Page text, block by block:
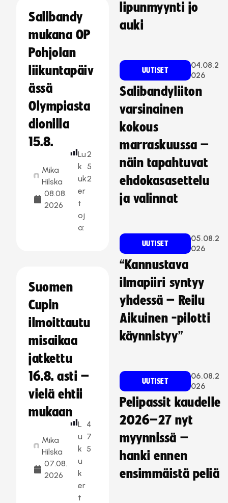
Salibandy
mukana OP
Pohjolan
liikuntapäiv
ässä
Olympiasta
dionilla
15.8.
Mika
Hilska
08.08.
2026
Lu
k
uk
er
t
oj
a:
2
5
2
Suomen
Cupin
ilmoittautu
misaikaa
jatkettu
16.8. asti –
vielä ehtii
mukaan
Mika
Hilska
07.08.
2026
L
u
k
u
k
er
t
4
7
5
lipunmyynti jo
auki
UUTISET
04.08.2
026
Salibandyliiton
varsinainen
kokous
marraskuussa –
näin tapahtuvat
ehdokasasettelu
ja valinnat
UUTISET
05.08.2
026
“Kannustava
ilmapiiri syntyy
yhdessä – Reilu
Aikuinen -pilotti
käynnistyy”
UUTISET
06.08.2
026
Pelipassit kaudelle
2026–27 nyt
myynnissä –
hanki ennen
ensimmäistä peliä